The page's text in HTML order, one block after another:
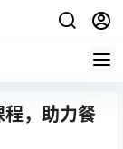
，助力餐